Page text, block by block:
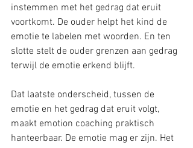
instemmen met het gedrag dat eruit
voortkomt. De ouder helpt het kind de
emotie te labelen met woorden. En ten
slotte stelt de ouder grenzen aan gedrag
terwijl de emotie erkend blijft.
Dat laatste onderscheid, tussen de
emotie en het gedrag dat eruit volgt,
maakt emotion coaching praktisch
hanteerbaar. De emotie mag er zijn. Het